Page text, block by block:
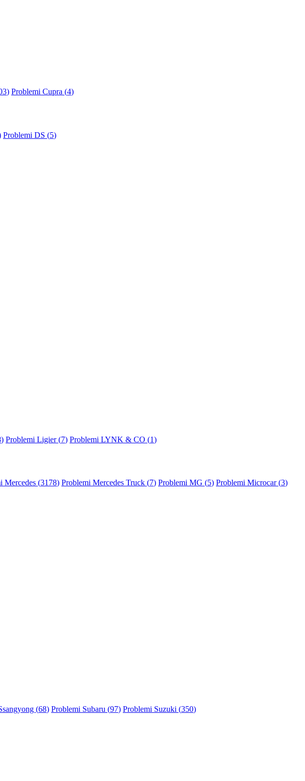
) Problemi Cupra (4)
Problemi DS (5)
) Problemi Ligier (7) Problemi LYNK & CO (1)
Mercedes (3178) Problemi Mercedes Truck (7) Problemi MG (5) Problemi Microcar (3)
(68) Problemi Subaru (97) Problemi Suzuki (350)